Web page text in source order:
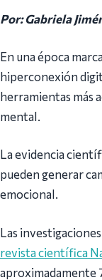
Por: Gabriela
En una época
hiperconexión
herramientas más
mental.
La evidencia
pueden generar
emocional.
Las
revista científica
aproximadamente